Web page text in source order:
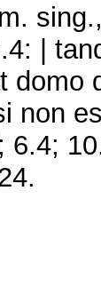
|
domo
non